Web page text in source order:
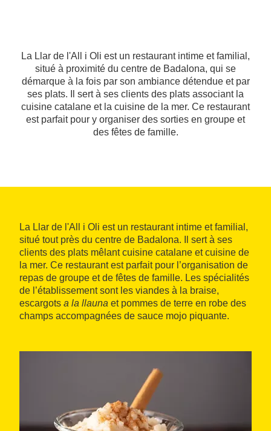
La Llar de l'All i Oli est un restaurant intime et familial,
situé à proximité du centre de Badalona, qui se
démarque à la fois par son ambiance détendue et par
ses plats. Il sert à ses clients des plats associant la
cuisine catalane et la cuisine de la mer. Ce restaurant
est parfait pour y organiser des sorties en groupe et
des fêtes de famille.
La Llar de l'All i Oli est un restaurant intime et familial,
situé tout près du centre de Badalona. Il sert à ses
clients des plats mêlant cuisine catalane et cuisine de
la mer. Ce restaurant est parfait pour l’organisation de
repas de groupe et de fêtes de famille. Les spécialités
de l’établissement sont les viandes à la braise,
escargots a la llauna et pommes de terre en robe des
champs accompagnées de sauce mojo piquante.